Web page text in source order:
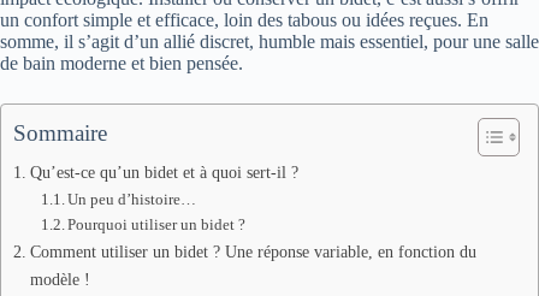
un confort simple et efficace, loin des tabous ou idées reçues. En
somme, il s’agit d’un allié discret, humble mais essentiel, pour une salle
de bain moderne et bien pensée.
Sommaire
Qu’est-ce qu’un bidet et à quoi sert-il ?
Un peu d’histoire…
Pourquoi utiliser un bidet ?
Comment utiliser un bidet ? Une réponse variable, en fonction du
modèle !